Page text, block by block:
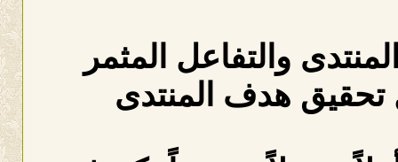
والتفاعل المثمر
هدف المنتدى